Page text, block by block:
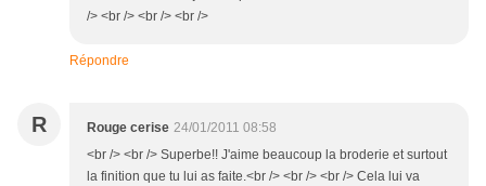
/> <br /> <br /> <br />
Répondre
R Rouge cerise 24/01/2011 08:58
<br /> <br /> Superbe!! J'aime beaucoup la broderie et surtout
la finition que tu lui as faite.<br /> <br /> <br /> Cela lui va